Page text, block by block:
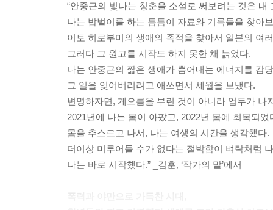
을 한 이목구비가 사진에 찍혔다. 안중근은 사진
찾아가라고 말했다. 닷새 후에 올 수 없다는 걸 알
---p.142
총구를 고정시키는 일은 언제나 불가능했다. 총을
었지만, 표적으로 시력을 집중할수록 표적은 희미
준선과 보이지 않는 표적 사이에서 총구는 늘 흔
---p.159
탄창에 네 발이 남았을 때, 안중근은 적막에서
---pp.166~167
“안중근의 빛나는 청춘을 소설로 써보려는 것은 내
나는 밥벌이를 하는 틈틈이 자료와 기록들을 찾아
이토 히로부미의 생애의 족적을 찾아서 일본의 여
그러다 그 원고를 시작도 하지 못한 채 늙었다.
나는 안중근의 짧은 생애가 뿜어내는 에너지를 감
그 일을 잊어버리려고 애쓰면서 세월을 보냈다.
변명하자면, 게으름을 부린 것이 아니라 엄두가 나
2021년에 나는 몸이 아팠고, 2022년 봄에 회복되었
몸을 추스르고 나서, 나는 여생의 시간을 생각했다.
더이상 미루어둘 수가 없다는 절박함이 벼락처럼
나는 바로 시작했다.” _김훈, ‘작가의 말’에서